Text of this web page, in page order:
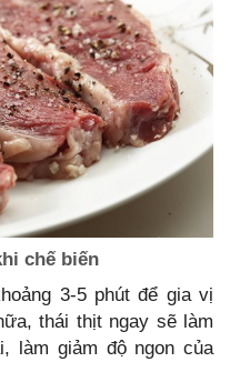
chế biến
3-5 phút để gia vị
thái thịt ngay sẽ làm
làm giảm độ ngon của